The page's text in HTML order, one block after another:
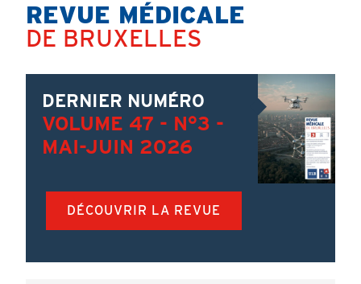
Titre
REVUE MÉDICALE
DE BRUXELLES
DERNIER NUMÉRO
VOLUME 47 - N°3 -
MAI-JUIN 2026
DÉCOUVRIR LA REVUE
Image